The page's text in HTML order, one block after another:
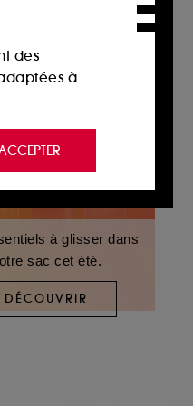
à glisser dans
sac cet été.
DÉCOUVRIR
des
à
y compris
d’en
et les